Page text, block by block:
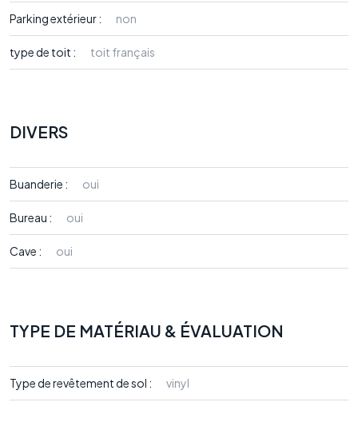
Parking extérieur : non
type de toit : toit français
DIVERS
Buanderie : oui
Bureau : oui
Cave : oui
TYPE DE MATÉRIAU & ÉVALUATION
Type de revêtement de sol : vinyl